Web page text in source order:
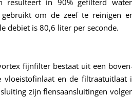
om de zeef te reinigen
debiet is 80,6 liter per seconde.
fijnfilter bestaat uit een
en de filtraatuitlaat
zijn flensaansluitingen